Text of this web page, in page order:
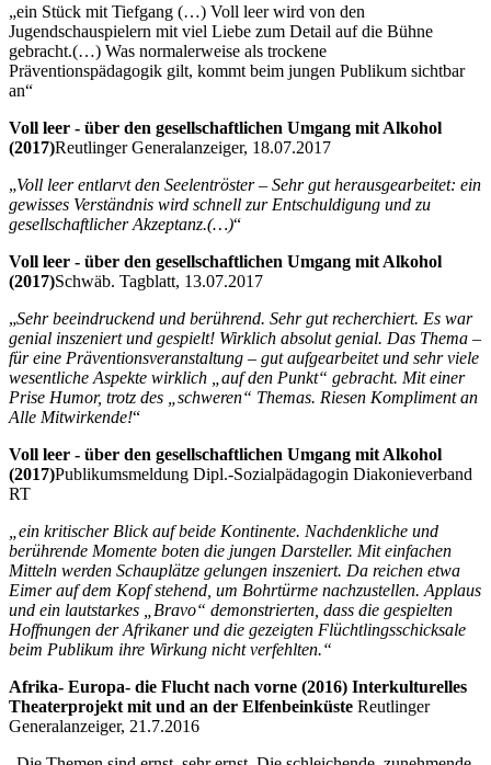
„ein Stück mit Tiefgang (…) Voll leer wird von den
Jugendschauspielern mit viel Liebe zum Detail auf die Bühne
gebracht.(…) Was normalerweise als trockene
Präventionspädagogik gilt, kommt beim jungen Publikum sichtbar
an“
Voll leer - über den gesellschaftlichen Umgang mit Alkohol
(2017)Reutlinger Generalanzeiger, 18.07.2017
„Voll leer entlarvt den Seelentröster – Sehr gut herausgearbeitet: ein
gewisses Verständnis wird schnell zur Entschuldigung und zu
gesellschaftlicher Akzeptanz.(…)“
Voll leer - über den gesellschaftlichen Umgang mit Alkohol
(2017)Schwäb. Tagblatt, 13.07.2017
„Sehr beeindruckend und berührend. Sehr gut recherchiert. Es war
genial inszeniert und gespielt! Wirklich absolut genial. Das Thema –
für eine Präventionsveranstaltung – gut aufgearbeitet und sehr viele
wesentliche Aspekte wirklich „auf den Punkt“ gebracht. Mit einer
Prise Humor, trotz des „schweren“ Themas. Riesen Kompliment an
Alle Mitwirkende!“
Voll leer - über den gesellschaftlichen Umgang mit Alkohol
(2017)Publikumsmeldung Dipl.-Sozialpädagogin Diakonieverband
RT
„ein kritischer Blick auf beide Kontinente. Nachdenkliche und
berührende Momente boten die jungen Darsteller. Mit einfachen
Mitteln werden Schauplätze gelungen inszeniert. Da reichen etwa
Eimer auf dem Kopf stehend, um Bohrtürme nachzustellen. Applaus
und ein lautstarkes „Bravo“ demonstrierten, dass die gespielten
Hoffnungen der Afrikaner und die gezeigten Flüchtlingsschicksale
beim Publikum ihre Wirkung nicht verfehlten.“
Afrika- Europa- die Flucht nach vorne (2016) Interkulturelles
Theaterprojekt mit und an der Elfenbeinküste Reutlinger
Generalanzeiger, 21.7.2016